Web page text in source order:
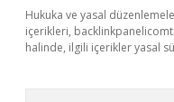
Hukuka ve yasal
içerikleri,
halinde, ilgili içerikler yasal